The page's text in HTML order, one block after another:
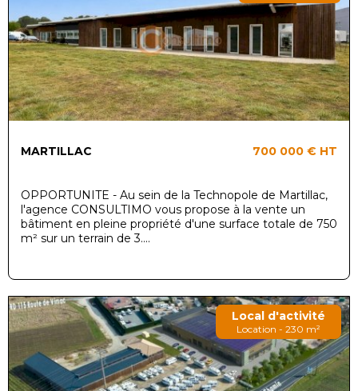
MARTILLAC 700 000 € HT
OPPORTUNITE - Au sein de la Technopole de Martillac,
l'agence CONSULTIMO vous propose à la vente un
bâtiment en pleine propriété d'une surface totale de 750
m² sur un terrain de 3....
Local d'activité
Location - 230 m²